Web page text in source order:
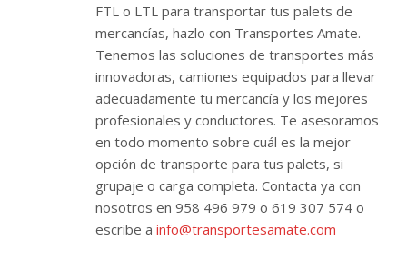
FTL o LTL para transportar tus palets de
mercancías, hazlo con Transportes Amate.
Tenemos las soluciones de transportes más
innovadoras, camiones equipados para llevar
adecuadamente tu mercancía y los mejores
profesionales y conductores. Te asesoramos
en todo momento sobre cuál es la mejor
opción de transporte para tus palets, si
grupaje o carga completa. Contacta ya con
nosotros en 958 496 979 o 619 307 574 o
escribe a info@transportesamate.com